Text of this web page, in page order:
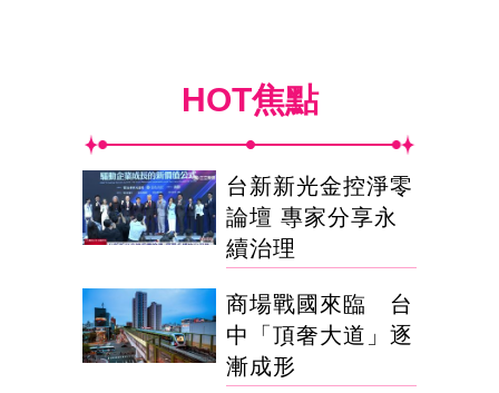
HOT焦點
台新新光金控淨零
論壇 專家分享永
續治理
商場戰國來臨 台
中「頂奢大道」逐
漸成形